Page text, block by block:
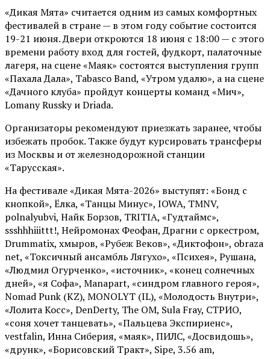
«Дикая Мята» считается одним из самых комфортных
фестивалей в стране — в этом году событие состоится
19-21 июня. Двери откроются 18 июня с 18:00 — с этого
времени работу вход для гостей, фудкорт, палаточные
лагеря, на сцене «Маяк» состоятся выступления групп
«Пахала Дала», Tabasco Band, «Утром удалю», а на сцене
«Дачного клуба» пройдут концерты команд «Мич»,
Lomany Russky и Driada.
Организаторы рекомендуют приезжать заранее, чтобы
избежать пробок. Также будут курсировать трансферы
из Москвы и от железнодорожной станции
«Тарусская».
На фестивале «Дикая Мята-2026» выступят: «Бонд с
кнопкой», Ёлка, «Танцы Минус», IOWA, TMNV,
polnalyubvi, Найк Борзов, TRITIA, «Гудтаймс»,
ssshhhiiittt!, Нейромонах Феофан, Драгни с оркестром,
Drummatix, хмыров, «Рубеж Веков», «Диктофон», obraza
net, «Токсичный ансамбль Лягухо», «Психея», Рушана,
«Людмил Огурченко», «источник», «конец солнечных
дней», «я Софа», Manapart, «синдром главного героя»,
Nomad Punk (KZ), MONOLYT (IL), «Молодость Внутри»,
«Лолита Косс», DenDerty, The OM, Sula Fray, СТРИО,
«соня хочет танцевать», «Пальцева Экспириенс»,
vestfalin, Инна Сиберия, «маяк», ПИЛС, «Досвидошь»,
«друнк», «Борисовский Тракт», Sipe, 3.56 am,